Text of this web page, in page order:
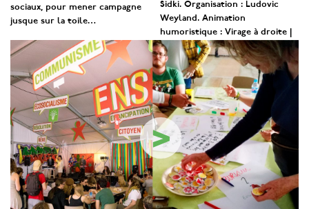
sociaux, pour mener campagne
jusque sur la toile…
Sidki. Organisation : Ludovic
Weyland. Animation
humoristique : Virage à droite |
>